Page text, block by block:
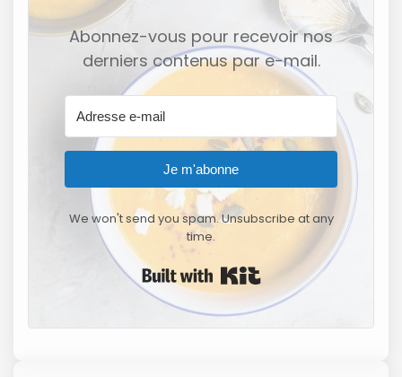
Abonnez-vous pour recevoir nos
derniers contenus par e-mail.
Je m'abonne
We won't send you spam. Unsubscribe at any
time.
Built with Kit